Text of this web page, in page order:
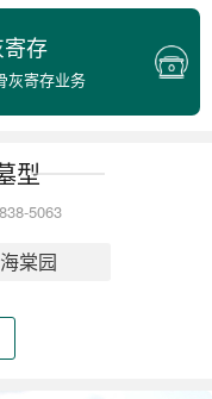
寄存
灰寄存业务
型
5063
海棠园